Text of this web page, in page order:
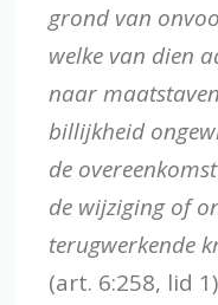
grond van
welke van dien
naar
billijkheid
de
de wijziging of
terugwerkende
(art. 6:258, lid 1)